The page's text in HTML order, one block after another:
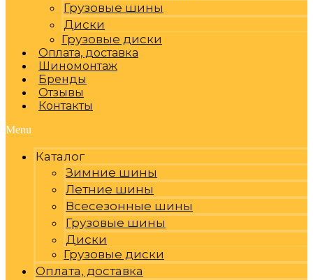
Грузовые шины
Диски
Грузовые диски
Оплата, доставка
Шиномонтаж
Бренды
Отзывы
Контакты
Menu
Каталог
Зимние шины
Летние шины
Всесезонные шины
Грузовые шины
Диски
Грузовые диски
Оплата, доставка